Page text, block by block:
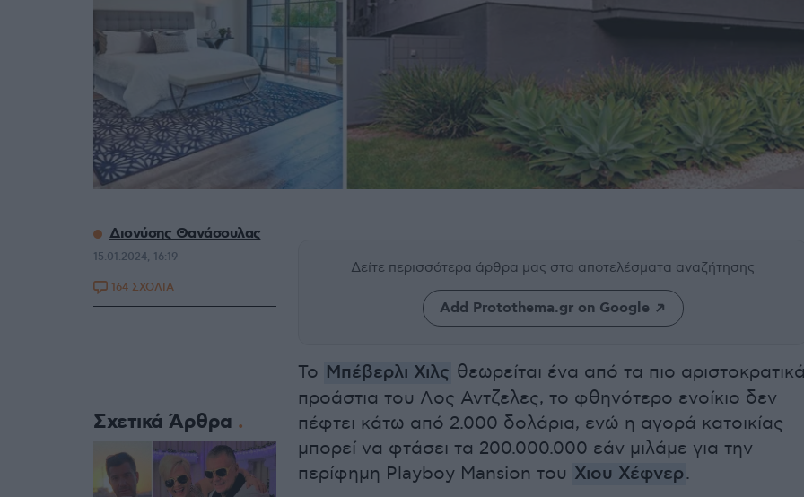
Δείτε περισσότερα άρθρα μας στα αποτελέσματα αναζήτησης
Add Protothema.gr on Google
Το Μπέβερλι Χιλς θεωρείται ένα από τα πιο
προάστια του Λος Αντζελες, το φθηνότερο ενοίκιο δεν
πέφτει κάτω από 2.000 δολάρια, ενώ η αγορά κατοικίας
μπορεί να φτάσει τα 200.000.000 εάν μιλάμε για την
περίφημη Playboy Μansion του Χιου Χέφνερ.
Διονύσης Θανάσουλας
15.01.2024, 16:19
164 ΣΧΟΛΙΑ
Σχετικά Άρθρα